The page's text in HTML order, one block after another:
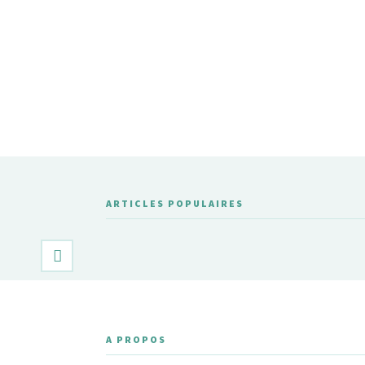
ARTICLES POPULAIRES
A PROPOS